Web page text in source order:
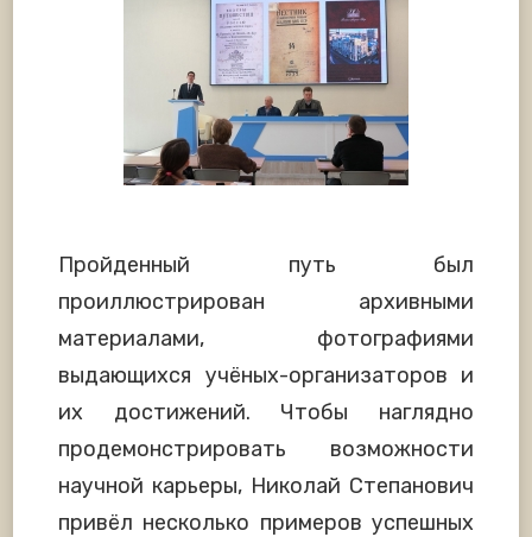
Пройденный путь был
проиллюстрирован архивными
материалами, фотографиями
выдающихся учёных-организаторов и
их достижений. Чтобы наглядно
продемонстрировать возможности
научной карьеры, Николай Степанович
привёл несколько примеров успешных